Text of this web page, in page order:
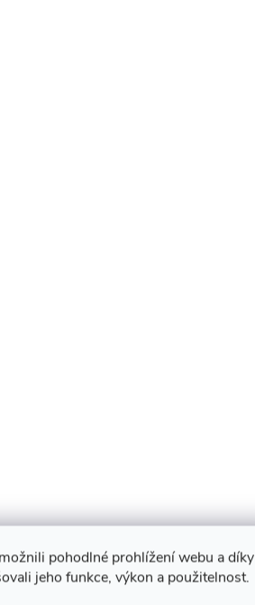
pohodlné prohlížení webu a díky
jeho funkce, výkon a použitelnost.